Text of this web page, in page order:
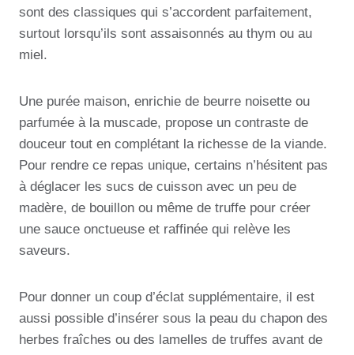
sont des classiques qui s’accordent parfaitement,
surtout lorsqu’ils sont assaisonnés au thym ou au
miel.
Une purée maison, enrichie de beurre noisette ou
parfumée à la muscade, propose un contraste de
douceur tout en complétant la richesse de la viande.
Pour rendre ce repas unique, certains n’hésitent pas
à déglacer les sucs de cuisson avec un peu de
madère, de bouillon ou même de truffe pour créer
une sauce onctueuse et raffinée qui relève les
saveurs.
Pour donner un coup d’éclat supplémentaire, il est
aussi possible d’insérer sous la peau du chapon des
herbes fraîches ou des lamelles de truffes avant de